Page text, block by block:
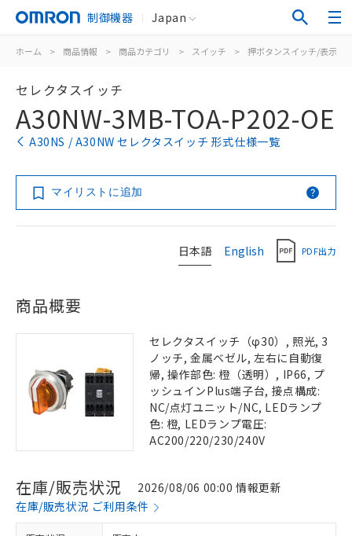
制御機器 Japan
ホーム > 商品情報 > 商品カテゴリ > スイッチ > 押ボタンスイッチ/表示灯
セレクタスイッチ
A30NW-3MB-TOA-P202-OE
A30NS / A30NW セレクタスイッチ 形式仕様一覧
マイリストに追加
日本語 English PDF出力
商品概要
セレクタスイッチ（φ30）, 照光, 3
ノッチ, 金属ベゼル, 左右に自動復
帰, 操作部色: 橙（透明）, IP66, プ
ッシュインPlus端子台, 接点構成:
NC/点灯ユニット/NC, LEDランプ
色: 橙, LEDランプ電圧:
AC200/220/230/240V
在庫/販売状況
2026/08/06 00:00 情報更新
在庫/販売状況 ご利用条件